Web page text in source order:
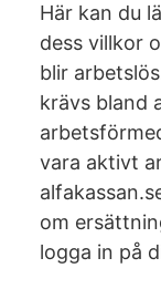
Här kan du
dess villkor
blir
krävs bland
vara aktivt
om
logga in på